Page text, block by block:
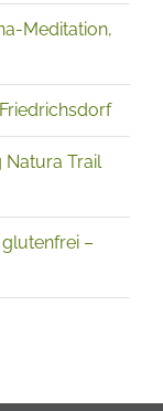
Meditation,
Trail
–